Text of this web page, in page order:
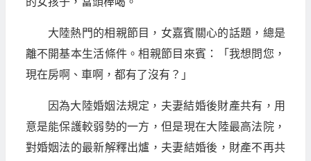
大陸熱門的相親節目，女嘉賓關心的話題，總是
離不開基本生活條件。相親節目來賓：「我想問您，
現在房啊、車啊，都有了沒有？」
因為大陸婚姻法規定，夫妻結婚後財產共有，用
意是能保護較弱勢的一方，但是現在大陸最高法院，
對婚姻法的最新解釋出爐，夫妻結婚後，財產不再共